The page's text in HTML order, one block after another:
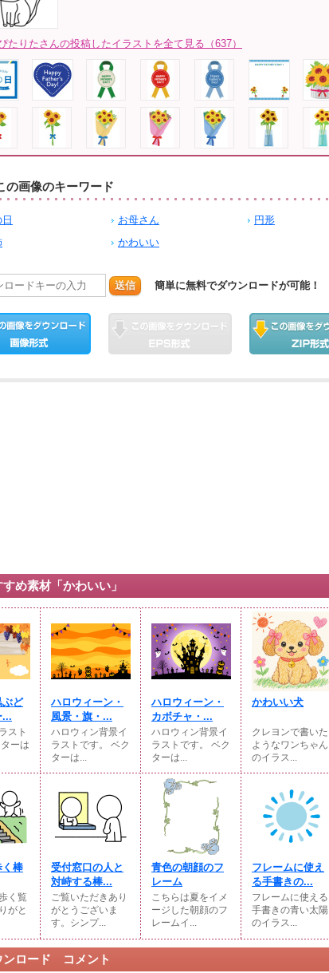
たりたさんの投稿したイラストを全て見る（637）
の画像のキーワード
お母さん 円形
かわいい
送信 簡単に無料でダウンロードが可能！
すめ素材「かわいい」
ぶど
...
スト
ーは
ハロウィーン・
風景・旗・...
ハロウィン背景イ
ラストです。 ベク
ターは...
ハロウィーン・
カボチャ・...
ハロウィン背景イ
ラストです。 ベク
ターは...
かわいい犬
クレヨンで書いた
ようなワンちゃん
のイラス...
く棒
く覧
がと
受付窓口の人と
対峙する棒...
ご覧いただきあり
がとうございま
す。シンプ...
青色の朝顔のフ
レーム
こちらは夏をイメ
ージした朝顔のフ
レームイ...
フレームに使え
る手書きの...
フレームに使える
手書きの青い太陽
のイラス...
ンロード コメント